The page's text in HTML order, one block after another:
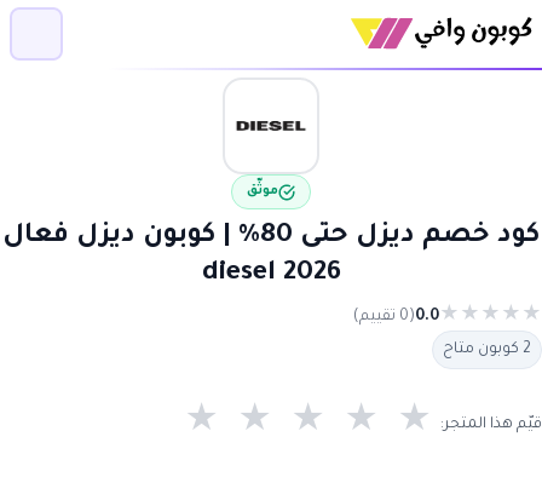
موثّق
كود خصم ديزل حتى 80% | كوبون ديزل فعال
2026 diesel
★
★
★
★
★
0.0(0 تقييم)
2 كوبون متاح
قيّم هذا المتجر: ★ ★ ★ ★ ★